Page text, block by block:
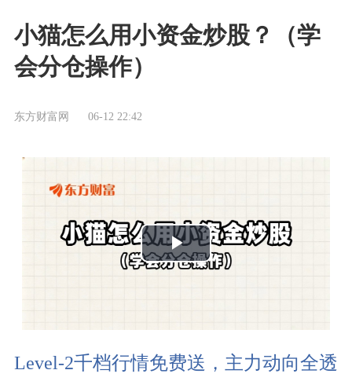
小猫怎么用小资金炒股？（学
会分仓操作）
东方财富网 06-12 22:42
播
视
频
Level-2千档行情免费送，主力动向全透